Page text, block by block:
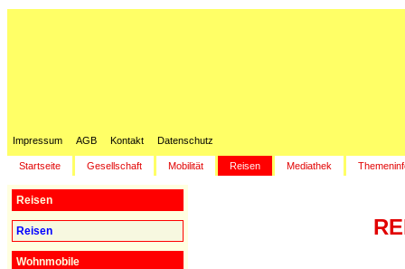
Impressum AGB Kontakt Datenschutz
Startseite Gesellschaft Mobilität Reisen Mediathek
Reisen
Reisen
Wohnmobile